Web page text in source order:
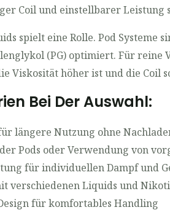
Coil und einstellbarer Leistung
spielt eine Rolle. Pod
(PG) optimiert. Für reine
Viskosität höher ist und die Coil
Bei Der Auswahl:
längere Nutzung ohne
Pods oder Verwendung von
für individuellen Dampf und
verschiedenen Liquids und
für komfortables Handling